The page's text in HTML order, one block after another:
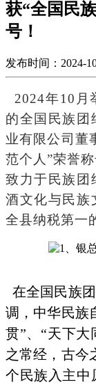
获“全国民
号！
发布时间：2024-
2024年10月
的全国民族团
业有限公司董
范个人”荣誉
致力于民族团
酒文化与民族
全县纳税第一
在全国民族
调，中华民族
贯”、“天下大
之常经，古今
个民族入主中